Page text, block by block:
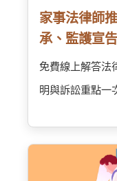
家事法律師
承、監護宣
免費線上解答法
明與訴訟重點一